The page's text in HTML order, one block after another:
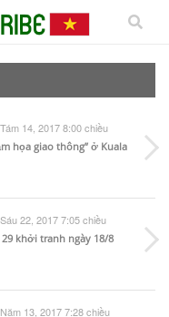
14, 2017 8:00 chiều
họa giao thông” ở Kuala
22, 2017 7:05 chiều
29 khởi tranh ngày 18/8
13, 2017 7:28 chiều